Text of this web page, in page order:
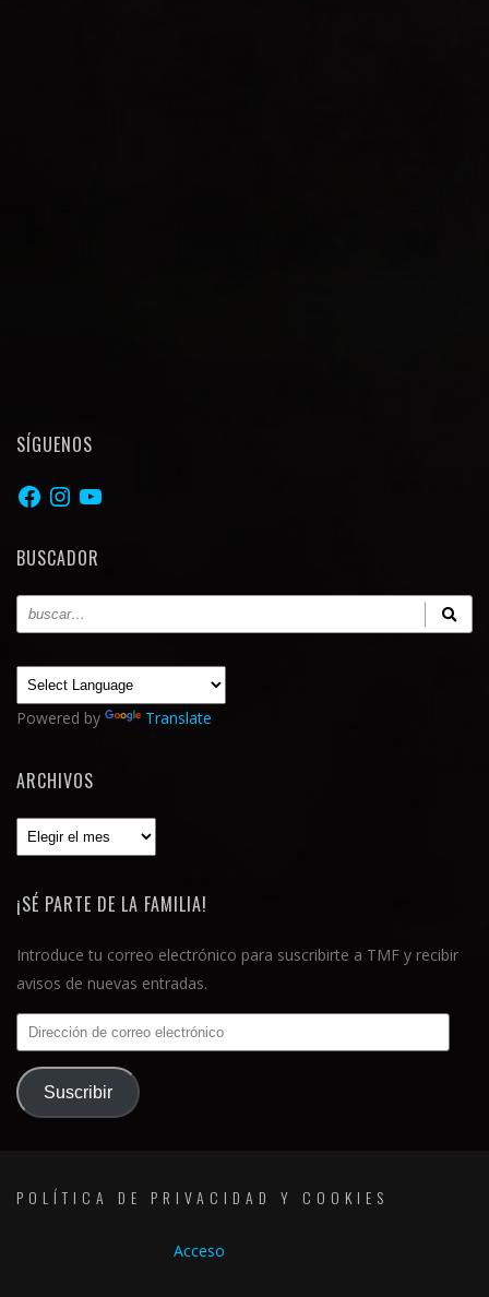
SÍGUENOS
Facebook
Instagram
YouTube
BUSCADOR
Powered by Translate
ARCHIVOS
Archivos
¡SÉ PARTE DE LA FAMILIA!
Introduce tu correo electrónico para suscribirte a TMF y recibir
avisos de nuevas entradas.
Dirección
de
correo
electrónico
Suscribir
POLÍTICA DE PRIVACIDAD Y COOKIES
Acceso